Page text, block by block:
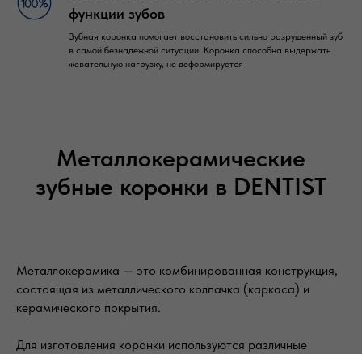
функции зубов
Зубная коронка помогает восстановить сильно разрушенный зуб
в самой безнадежной ситуации. Коронка способна выдержать
жевательную нагрузку, не деформируется
Металлокерамические
зубные коронки в DENTIST
Металлокерамика — это комбинированная конструкция,
состоящая из металлического колпачка (каркаса) и
керамического покрытия.
Для изготовления коронки используются различные